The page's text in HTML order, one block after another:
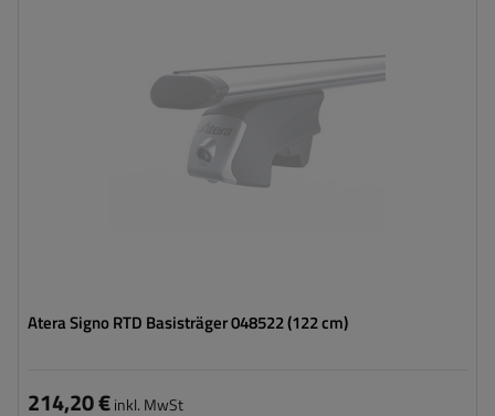
Atera Signo RTD Basisträger 048522 (122 cm)
214,20 €inkl. MwSt